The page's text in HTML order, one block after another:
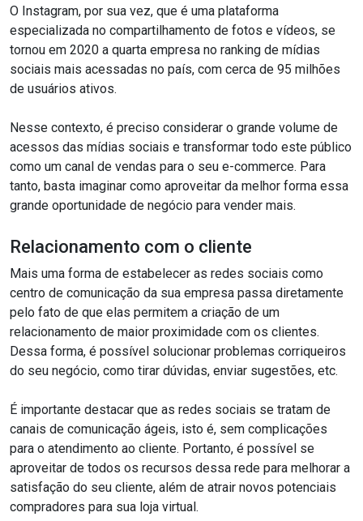
O Instagram, por sua vez, que é uma plataforma
especializada no compartilhamento de fotos e vídeos, se
tornou em 2020 a quarta empresa no ranking de mídias
sociais mais acessadas no país, com cerca de 95 milhões
de usuários ativos.
Nesse contexto, é preciso considerar o grande volume de
acessos das mídias sociais e transformar todo este público
como um canal de vendas para o seu e-commerce. Para
tanto, basta imaginar como aproveitar da melhor forma essa
grande oportunidade de negócio para vender mais.
Relacionamento com o cliente
Mais uma forma de estabelecer as redes sociais como
centro de comunicação da sua empresa passa diretamente
pelo fato de que elas permitem a criação de um
relacionamento de maior proximidade com os clientes.
Dessa forma, é possível solucionar problemas corriqueiros
do seu negócio, como tirar dúvidas, enviar sugestões, etc.
É importante destacar que as redes sociais se tratam de
canais de comunicação ágeis, isto é, sem complicações
para o atendimento ao cliente. Portanto, é possível se
aproveitar de todos os recursos dessa rede para melhorar a
satisfação do seu cliente, além de atrair novos potenciais
compradores para sua loja virtual.